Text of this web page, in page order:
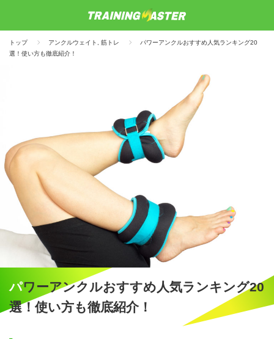
トップ アンクルウェイト 筋トレ
パワーアンクルおすすめ人気ランキング20
選！使い方も徹底紹介！
パワーアンクルおすすめ人気ランキング20
選！使い方も徹底紹介！